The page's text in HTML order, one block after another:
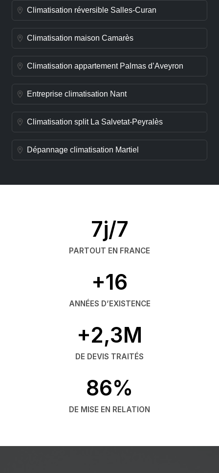
Climatisation réversible Salles-Curan
Climatisation maison Camarès
Climatisation appartement Palmas d’Aveyron
Entreprise climatisation Nant
Climatisation split La Salvetat-Peyralès
Dépannage climatisation Martiel
7j/7
PARTOUT EN FRANCE
+16
ANNÉES D’EXISTENCE
+2,3M
DE DEVIS TRAITÉS
86%
DE MISE EN RELATION